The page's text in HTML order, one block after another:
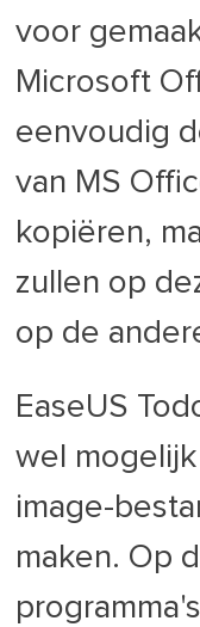
voor
Microsoft
eenvoudig
van MS
kopiëren,
zullen op
op de
EaseUS
wel
image-
maken. Op